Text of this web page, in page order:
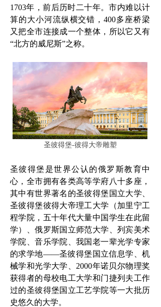
1703年，前后历时二十年。市内难以计
算的大小河流纵横交错，400多座桥梁
又把全市连接成一个整体，所以它又有
“北方的威尼斯”之称。
圣彼得堡-彼得大帝雕塑
圣彼得堡是世界公认的俄罗斯教育中
心 ，全市拥有各类高等学府八十多座，
其中有世界著名的圣彼得堡国立大学、
圣彼得堡彼得大帝理工大学（加里宁工
程学院，五十年代大量中国学生在此留
学）、俄罗斯国立师范大学、列宾美术
学院、音乐学院、我国老一辈光学专家
的求学地——圣彼得堡国立信息学、机
械学和光学大学、2000年诺贝尔物理奖
获得者的母校电工大学和门捷列夫工作
过的圣彼得堡国立工艺学院等一大批历
史悠久的大学。